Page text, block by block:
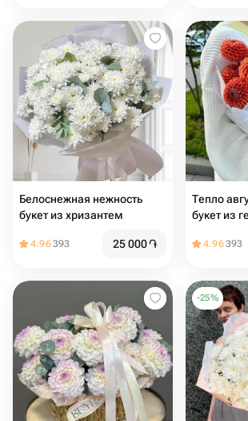
Белоснежная нежность
букет из хризантем
4.96393 25 000֏
Тепло
букет из
4.96393
-25%